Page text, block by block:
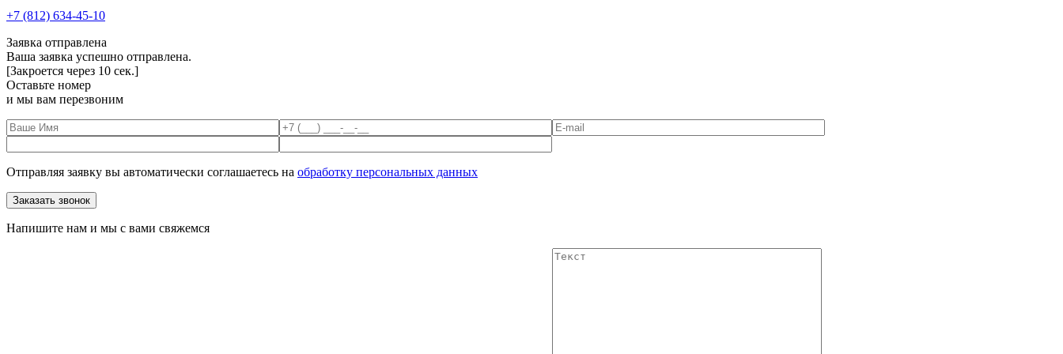
+7 (812) 634-45-10
Заявка отправлена
Ваша заявка успешно отправлена.
[Закроется через 10 сек.]
Оставьте номер
и мы вам перезвоним
Отправляя заявку вы автоматически соглашаетесь на обработку персональных данных
Напишите нам и мы с вами свяжемся